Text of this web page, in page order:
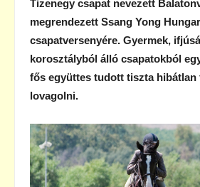
Tizenegy csapat nevezett
megrendezett Ssang Yong
csapatversenyére. Gyermek,
korosztályból álló csapatokból
fős együttes tudott tiszta hibátlan
lovagolni.